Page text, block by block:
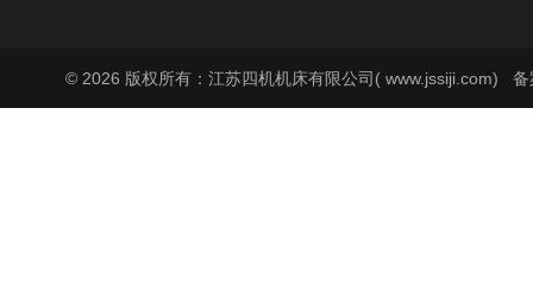
© 2026 版权所有：江苏四机机床有限公司( www.jssiji.com) 备